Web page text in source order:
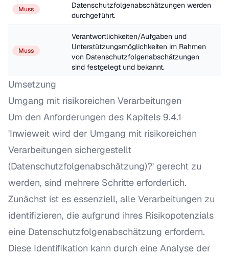
Muss
Datenschutzfolgenabschätzungen werden
durchgeführt.
Muss
Verantwortlichkeiten/Aufgaben und
Unterstützungsmöglichkeiten im Rahmen
von Datenschutzfolgenabschätzungen
sind festgelegt und bekannt.
Umsetzung
Umgang mit risikoreichen Verarbeitungen
Um den Anforderungen des Kapitels 9.4.1
'Inwieweit wird der Umgang mit risikoreichen
Verarbeitungen sichergestellt
(Datenschutzfolgenabschätzung)?' gerecht zu
werden, sind mehrere Schritte erforderlich.
Zunächst ist es essenziell, alle Verarbeitungen zu
identifizieren, die aufgrund ihres Risikopotenzials
eine Datenschutzfolgenabschätzung erfordern.
Diese Identifikation kann durch eine Analyse der